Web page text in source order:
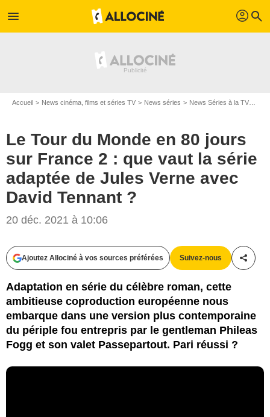
menu profil search
Accueil News cinéma, films et séries TV News séries News Séries à la TV
Le Tour du Monde en 80 jours
sur France 2 : que vaut la série
adaptée de Jules Verne avec
David Tennant ?
20 déc. 2021 à 10:06
Ajoutez Allociné à vos sources préférées Suivez-nous
Adaptation en série du célèbre roman, cette
ambitieuse coproduction européenne nous
embarque dans une version plus contemporaine
du périple fou entrepris par le gentleman Phileas
Fogg et son valet Passepartout. Pari réussi ?